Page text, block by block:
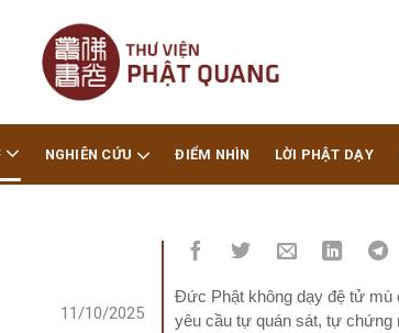
NGHIÊN CỨU ĐIỂM NHÌN LỜI PHẬT DẠY
11/10/2025
Đức Phật không dạy đệ tử mù
yêu cầu tự quán sát, tự